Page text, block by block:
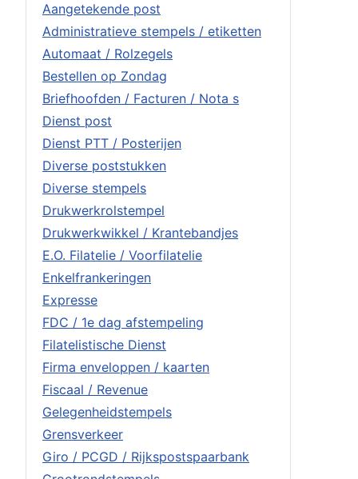
Aangetekende post
Administratieve stempels / etiketten
Automaat / Rolzegels
Bestellen op Zondag
Briefhoofden / Facturen / Nota s
Dienst post
Dienst PTT / Posterijen
Diverse poststukken
Diverse stempels
Drukwerkrolstempel
Drukwerkwikkel / Krantebandjes
E.O. Filatelie / Voorfilatelie
Enkelfrankeringen
Expresse
FDC / 1e dag afstempeling
Filatelistische Dienst
Firma enveloppen / kaarten
Fiscaal / Revenue
Gelegenheidstempels
Grensverkeer
Giro / PCGD / Rijkspostspaarbank